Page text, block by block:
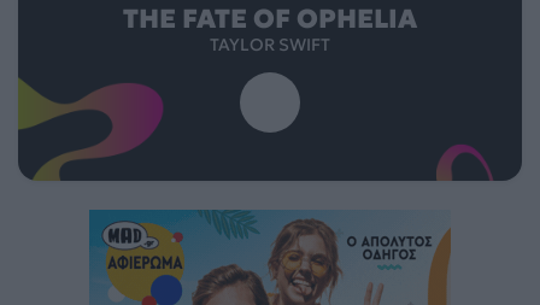
THE FATE OF OPHELIA
TAYLOR SWIFT